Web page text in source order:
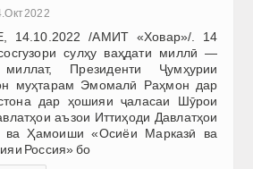
2022
14.10.2022 /АМИТ «Ховар»/. 14
сулҳу ваҳдати миллӣ —
Президенти Ҷумҳурии
муҳтарам Эмомалӣ Раҳмон дар
дар ҳошияи ҷаласаи Шӯрои
аъзои Иттиҳоди Давлатҳои
ва Ҳамоиши «Осиёи Марказӣ ва
Россия» бо